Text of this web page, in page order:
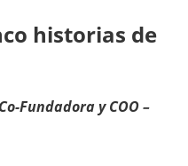
s
ó
historias de
Fundadora y COO –